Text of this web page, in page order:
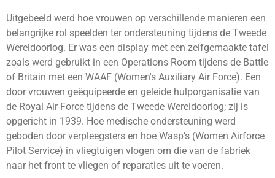
Uitgebeeld werd hoe vrouwen op verschillende manieren een
belangrijke rol speelden ter ondersteuning tijdens de Tweede
Wereldoorlog. Er was een display met een zelfgemaakte tafel
zoals werd gebruikt in een Operations Room tijdens de Battle
of Britain met een WAAF (Women's Auxiliary Air Force). Een
door vrouwen geëquipeerde en geleide hulporganisatie van
de Royal Air Force tijdens de Tweede Wereldoorlog; zij is
opgericht in 1939. Hoe medische ondersteuning werd
geboden door verpleegsters en hoe Wasp’s (Women Airforce
Pilot Service) in vliegtuigen vlogen om die van de fabriek
naar het front te vliegen of reparaties uit te voeren.